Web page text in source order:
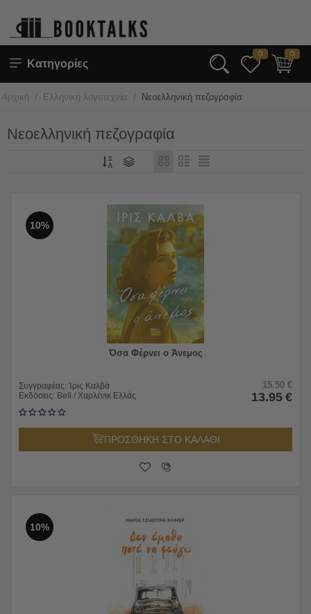
Κατηγορίες
0 0
Αρχική / Ελληνική λογοτεχνία / Νεοελληνική πεζογραφία
Νεοελληνική πεζογραφία
10%
Όσα Φέρνει ο Άνεμος
Συγγραφέας: Ίρις Καλβά
Εκδόσεις: Bell / Χαρλένικ Ελλάς
15.50 €
13.95 €
ΠΡΟΣΘΗΚΗ ΣΤΟ ΚΑΛΑΘΙ
10%